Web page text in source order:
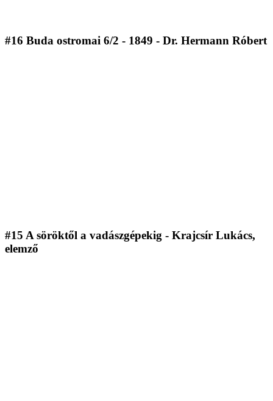
#16 Buda ostromai 6/2 - 1849 - Dr. Hermann Róbert
#15 A söröktől a vadászgépekig - Krajcsír Lukács,
elemző